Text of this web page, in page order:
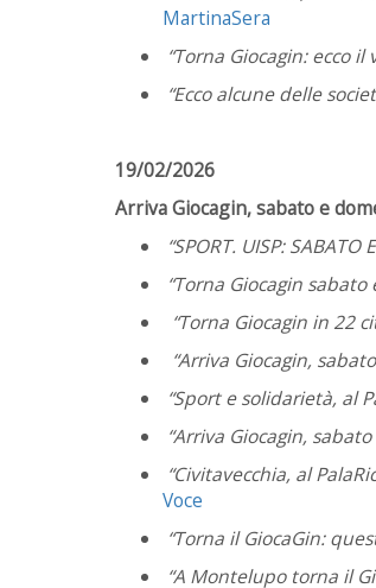
MartinaSera
“Torna Giocagin: ecco
“Ecco alcune delle
19/02/2026
Arriva Giocagin, sabato e
“SPORT. UISP:
“Torna Giocagin
“Torna Giocagin in 22
“Arriva Giocagin,
“Sport e solidarietà, al
“Arriva Giocagin,
“Civitavecchia, al
Voce
“Torna il GiocaGin:
“A Montelupo torna il